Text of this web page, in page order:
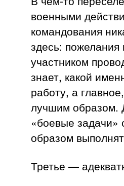
военными
командования
здесь:
участником
знает, какой
работу, а
лучшим образом.
«боевые задачи»
образом
Третье —